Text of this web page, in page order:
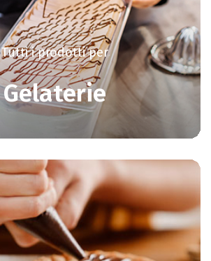
Tutti i prodotti per
Gelaterie